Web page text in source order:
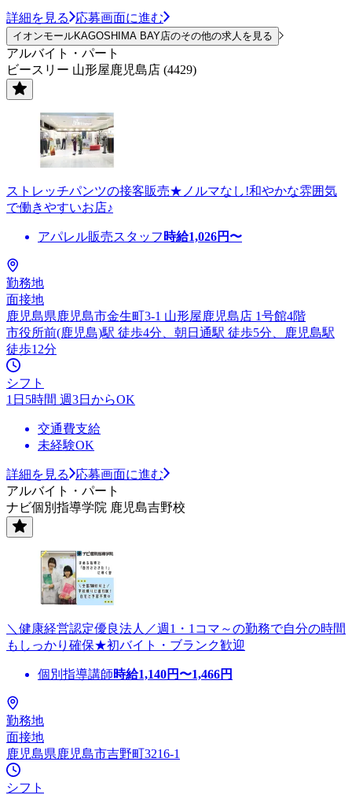
詳細を見る 応募画面に進む
イオンモールKAGOSHIMA BAY店のその他の求人を見る
アルバイト・パート
ビースリー 山形屋鹿児島店 (4429)
ストレッチパンツの接客販売★ノルマなし!和やかな雰囲気
で働きやすいお店♪
アパレル販売スタッフ 時給1,026円〜
勤務地
面接地
鹿児島県鹿児島市金生町3-1 山形屋鹿児島店 1号館4階
市役所前(鹿児島)駅 徒歩4分、朝日通駅 徒歩5分、鹿児島駅
徒歩12分
シフト
1日5時間 週3日からOK
交通費支給
未経験OK
詳細を見る
応募画面に進む
アルバイト・パート
ナビ個別指導学院 鹿児島吉野校
＼健康経営認定優良法人／週1・1コマ～の勤務で自分の時間
もしっかり確保★初バイト・ブランク歓迎
個別指導講師時給1,140円〜1,466円
勤務地
面接地
鹿児島県鹿児島市吉野町3216-1
シフト